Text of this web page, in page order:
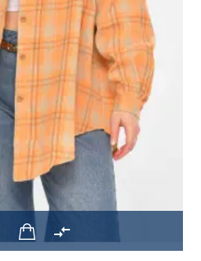
compare_arrows